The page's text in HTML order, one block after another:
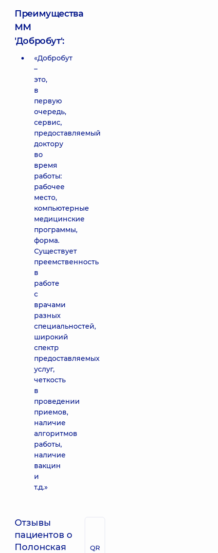
Преимущества
ММ
'Добробут':
«Добробут
–
это,
в
первую
очередь,
сервис,
предоставляемый
доктору
во
время
работы:
рабочее
место,
компьютерные
медицинские
программы,
форма.
Существует
преемственность
в
работе
с
врачами
разных
специальностей,
широкий
спектр
предоставляемых
услуг,
четкость
в
проведении
приемов,
наличие
алгоритмов
работы,
наличие
вакцин
и
т.д.»
Отзывы
пациентов о
Полонская
QR